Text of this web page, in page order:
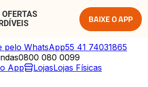
BAIXE O APP
pelo WhatsApp55 41 74031865
0800 080 0099
App LojasLojas Físicas